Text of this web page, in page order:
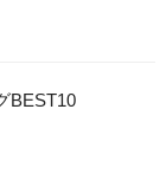
BEST10